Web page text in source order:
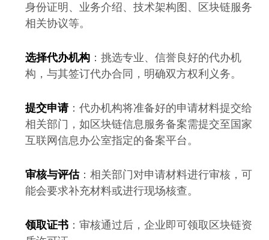
身份证明、业务介绍、技术架构图、区块链服务
相关协议等。
选择代办机构 ：挑选专业、信誉良好的代办机
构，与其签订代办合同，明确双方权利义务。
提交申请：代办机构将准备好的申请材料提交给
相关部门，如区块链信息服务备案需提交至国家
互联网信息办公室指定的备案平台。
审核与评估：相关部门对申请材料进行审核，可
能会要求补充材料或进行现场核查。
领取证书 ：审核通过后，企业即可领取区块链资